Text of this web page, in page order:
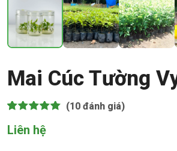
Mai Cúc Tường
trên 5 dựa
trênđánh
(10 đánh giá)
Liên hệ